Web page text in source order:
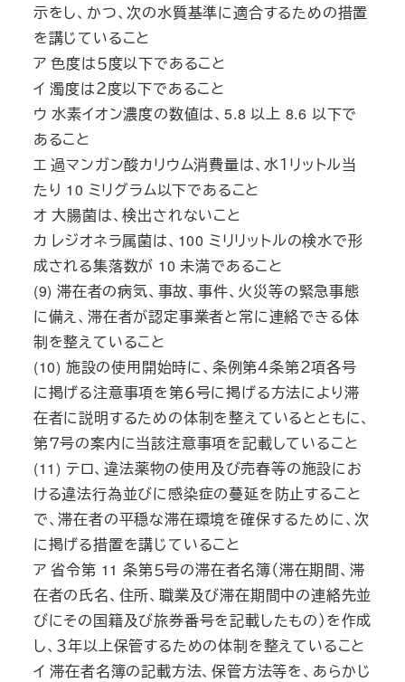
示をし、かつ、次の水質基準に適合するための措置
を講じていること
ア 色度は５度以下であること
イ 濁度は２度以下であること
ウ 水素イオン濃度の数値は、5.8 以上 8.6 以下で
あること
エ 過マンガン酸カリウム消費量は、水１リットル当
たり 10 ミリグラム以下であること
オ 大腸菌は、検出されないこと
カ レジオネラ属菌は、100 ミリリットルの検水で形
成される集落数が 10 未満であること
(9) 滞在者の病気、事故、事件、火災等の緊急事態
に備え、滞在者が認定事業者と常に連絡できる体
制を整えていること
(10) 施設の使用開始時に、条例第４条第２項各号
に掲げる注意事項を第６号に掲げる方法により滞
在者に説明するための体制を整えているとともに、
第７号の案内に当該注意事項を記載していること
(11) テロ、違法薬物の使用及び売春等の施設にお
ける違法行為並びに感染症の蔓延を防止すること
で、滞在者の平穏な滞在環境を確保するために、次
に掲げる措置を講じていること
ア 省令第 11 条第５号の滞在者名簿（滞在期間、滞
在者の氏名、住所、職業及び滞在期間中の連絡先並
びにその国籍及び旅券番号を記載したもの）を作成
し、３年以上保管するための体制を整えていること
イ 滞在者名簿の記載方法、保管方法等を、あらかじ